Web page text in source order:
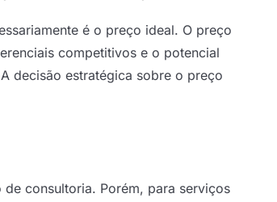
é o preço ideal. O preço
competitivos e o potencial
decisão estratégica sobre o preço
consultoria. Porém, para serviços